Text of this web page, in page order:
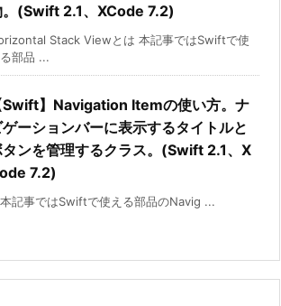
。(Swift 2.1、XCode 7.2)
Stack Viewとは 本記事ではSwiftで使
部品 ...
Swift】Navigation Itemの使い方。ナ
ゲーションバーに表示するタイトルと
ンを管理するクラス。(Swift 2.1、X
7.2)
記事ではSwiftで使える部品のNavig ...